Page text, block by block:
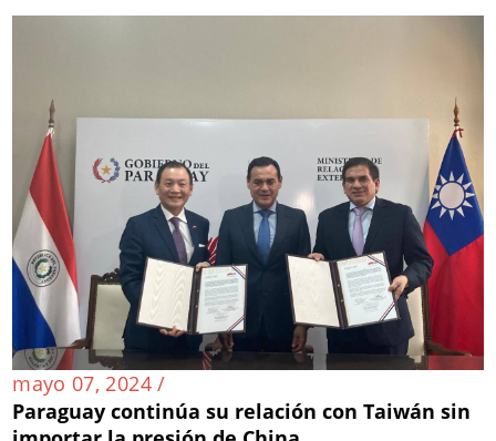
mayo 07, 2024 /
Paraguay continúa su relación con Taiwán sin